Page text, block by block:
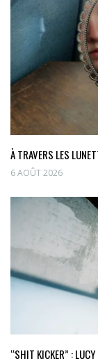
À TRAVERS LES
6 AOÛT 2026
“SHIT KICKER” : LUCY